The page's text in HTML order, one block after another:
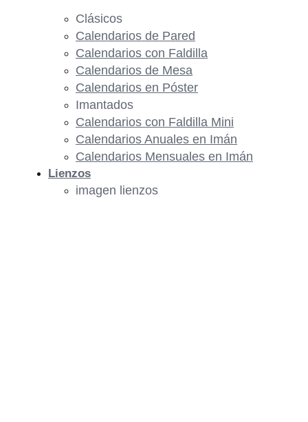
Clásicos
Calendarios de Pared
Calendarios con Faldilla
Calendarios de Mesa
Calendarios en Póster
Imantados
Calendarios con Faldilla Mini
Calendarios Anuales en Imán
Calendarios Mensuales en Imán
Lienzos
imagen lienzos